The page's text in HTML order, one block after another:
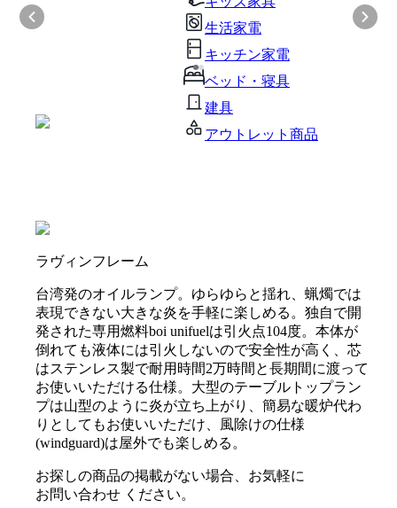
生活家電
キッチン家電
ベッド・寝具
建具
アウトレット商品
ラヴィンフレーム
台湾発のオイルランプ。ゆらゆらと揺れ、蝋燭では
表現できない大きな炎を手軽に楽しめる。独自で開
発された専用燃料boi unifuelは引火点104度。本体が
倒れても液体には引火しないので安全性が高く、芯
はステンレス製で耐用時間2万時間と長期間に渡って
お使いいただける仕様。大型のテーブルトップラン
プは山型のように炎が立ち上がり、簡易な暖炉代わ
りとしてもお使いいただけ、風除けの仕様
(windguard)は屋外でも楽しめる。
お探しの商品の掲載がない場合、お気軽に
お問い合わせ ください。